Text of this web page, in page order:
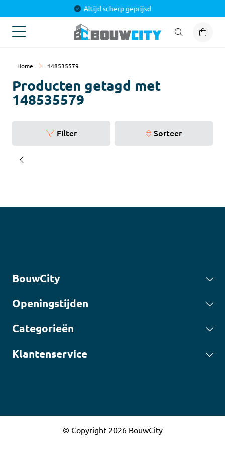
Home 148535579
Producten getagd met
148535579
Filter Sorteer
BouwCity
Openingstijden
Categorieën
Klantenservice
© Copyright 2026 BouwCity